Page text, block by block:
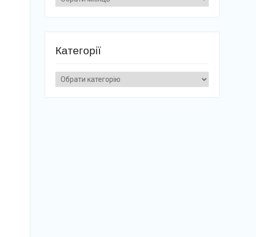
Категорії
Категорії